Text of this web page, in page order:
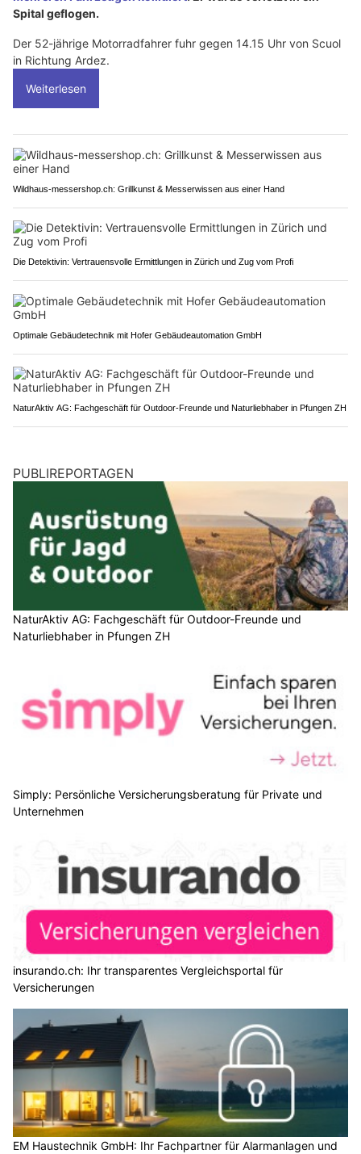
Spital geflogen.
Der 52-jährige Motorradfahrer fuhr gegen 14.15 Uhr von Scuol
in Richtung Ardez.
Weiterlesen
Wildhaus-messershop.ch: Grillkunst & Messerwissen aus einer Hand
Die Detektivin: Vertrauensvolle Ermittlungen in Zürich und Zug vom Profi
Optimale Gebäudetechnik mit Hofer Gebäudeautomation GmbH
NaturAktiv AG: Fachgeschäft für Outdoor-Freunde und Naturliebhaber in Pfungen ZH
PUBLIREPORTAGEN
NaturAktiv AG: Fachgeschäft für Outdoor-Freunde und
Naturliebhaber in Pfungen ZH
Simply: Persönliche Versicherungsberatung für Private und
Unternehmen
insurando.ch: Ihr transparentes Vergleichsportal für
Versicherungen
EM Haustechnik GmbH: Ihr Fachpartner für Alarmanlagen und